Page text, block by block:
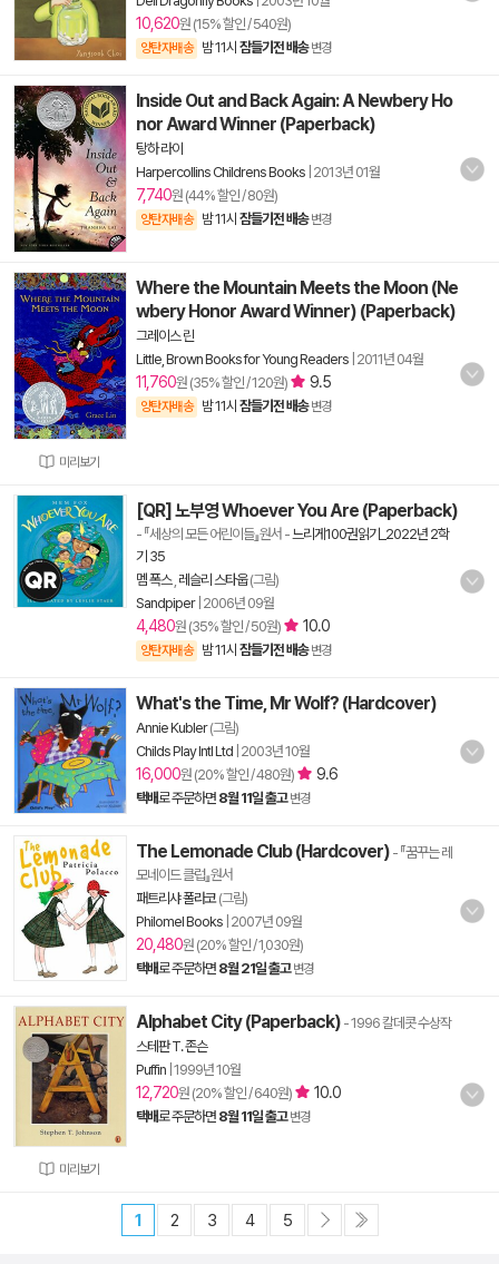
10,620원 (15% 할인 / 540원)
양탄자배송 밤 11시 잠들기전 배송 변경
Inside Out and Back Again: A Newbery Ho
nor Award Winner (Paperback)
탕하 라이
Harpercollins Childrens Books 2013년 01월
7,740원 (44% 할인 / 80원)
양탄자배송 밤 11시 잠들기전 배송 변경
미리보기
Where the Mountain Meets the Moon (Ne
wbery Honor Award Winner) (Paperback)
그레이스 린
Little, Brown Books for Young Readers 2011년 04월
11,760원 (35% 할인 / 120원) 9.5
양탄자배송 밤 11시 잠들기전 배송 변경
[QR] 노부영 Whoever You Are (Paperback)
- 『세상의 모든 어린이들』원서 -느리게100권읽기_2022년 2학
기 35
멤 폭스, 레슬리 스타웁(그림)
Sandpiper| 2006년 09월
4,480원 (35% 할인 / 50원) 10.0
양탄자배송 밤 11시 잠들기전 배송 변경
What's the Time, Mr Wolf? (Hardcover)
Annie Kubler(그림)
Childs Play Intl Ltd 2003년 10월
16,000원 (20% 할인 / 480원) 9.6
택배로 주문하면 8월 11일 출고 변경
The Lemonade Club (Hardcover) - 『꿈꾸는 레
모네이드 클럽』원서
패트리샤 폴라코(그림)
Philomel Books 2007년 09월
20,480원 (20% 할인 / 1,030원)
택배로 주문하면 8월 21일 출고 변경
미리보기
Alphabet City (Paperback) - 1996 칼데콧 수상작
스테판 T. 존슨
Puffin 1999년 10월
12,720원 (20% 할인 / 640원) 10.0
택배로 주문하면 8월 11일 출고 변경
1 2 3 4 5